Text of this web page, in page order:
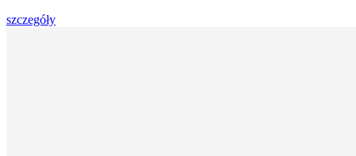
szczegóły